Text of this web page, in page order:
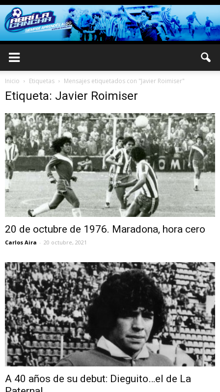
Inicio Etiquetas Mensajes etiquetados con "Javier Roimiser"
Etiqueta: Javier Roimiser
20 de octubre de 1976. Maradona, hora cero
Carlos Aira - 20 octubre, 2021
A 40 años de su debut: Dieguito…el de La